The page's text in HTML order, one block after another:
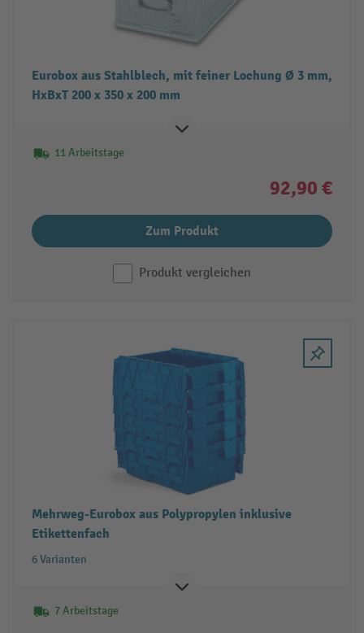
Eurobox aus Stahlblech, mit feiner Lochung Ø 3 mm,
HxBxT 200 x 350 x 200 mm
11 Arbeitstage
92,90 €
Zum Produkt
Produkt vergleichen
Mehrweg-Eurobox aus Polypropylen inklusive
Etikettenfach
6 Varianten
7 Arbeitstage